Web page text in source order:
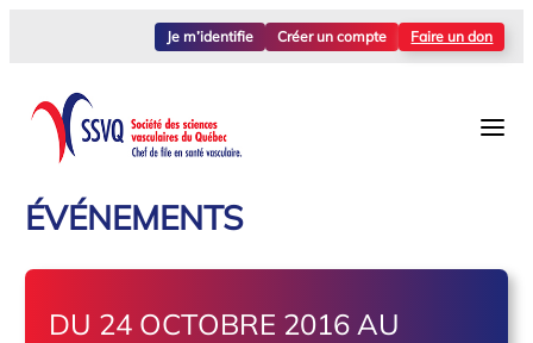
Je m’identifie Créer un compte Faire un don
ÉVÉNEMENTS
DU 24 OCTOBRE 2016 AU